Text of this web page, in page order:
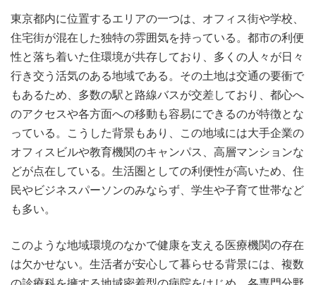
東京都内に位置するエリアの一つは、オフィス街や学校、
住宅街が混在した独特の雰囲気を持っている。 都市の利便
性と落ち着いた住環境が共存しており、多くの人々が日々
行き交う活気のある地域である。その土地は交通の要衝で
もあるため、多数の駅と路線バスが交差しており、都心へ
のアクセスや各方面への移動も容易にできるのが特徴とな
っている。こうした背景もあり、この地域には大手企業の
オフィスビルや教育機関のキャンパス、高層マンションな
どが点在している。生活圏としての利便性が高いため、住
民やビジネスパーソンのみならず、学生や子育て世帯など
も多い。
このような地域環境のなかで健康を支える医療機関の存在
は欠かせない。生活者が安心して暮らせる背景には、複数